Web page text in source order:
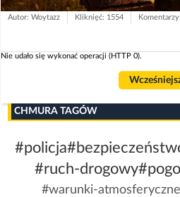
Autor: Woytazz Kliknięć: 1554
Nie udało się wykonać operacji (HTTP 0).
CHMURA TAGÓW
#policja
#ruch-drogowy
#warunki-atmosferyczne